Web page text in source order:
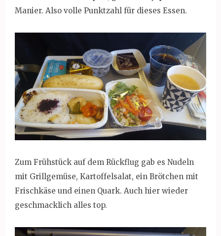
Manier. Also volle Punktzahl für dieses Essen.
Zum Frühstück auf dem Rückflug gab es Nudeln
mit Grillgemüse, Kartoffelsalat, ein Brötchen mit
Frischkäse und einen Quark. Auch hier wieder
geschmacklich alles top.